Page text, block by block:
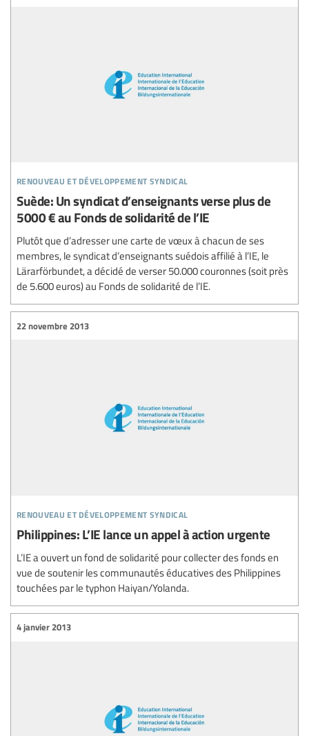
renouveau et développement syndical
Suède: Un syndicat d’enseignants verse plus de
5000 € au Fonds de solidarité de l’IE
Plutôt que d’adresser une carte de vœux à chacun de ses
membres, le syndicat d’enseignants suédois affilié à l’IE, le
Lärarförbundet, a décidé de verser 50.000 couronnes (soit près
de 5.600 euros) au Fonds de solidarité de l’IE.
renouveau et développement syndical
22 novembre 2013
Philippines: L’IE lance un appel à action urgente
L’IE a ouvert un fond de solidarité pour collecter des fonds en
vue de soutenir les communautés éducatives des Philippines
touchées par le typhon Haiyan/Yolanda.
4 janvier 2013